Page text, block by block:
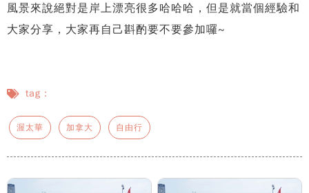
風景來說絕對是岸上漂亮很多哈哈哈，但是就當個經驗和
大家分享，大家再自己斟酌要不要參加囉~
tag：
渥太華 加拿大 自由行